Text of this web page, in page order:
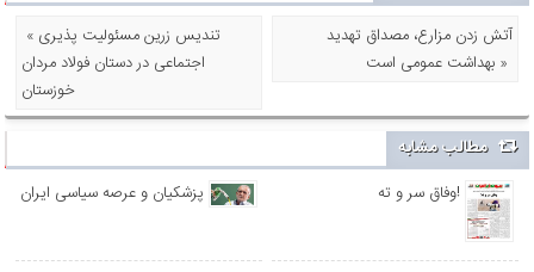
آتش زدن مزارع، مصداق تهدید
بهداشت عمومی است »
« تندیس زرین مسئولیت پذیری
اجتماعی در دستان فولاد مردان
خوزستان
مطالب مشابه
وفاق سر و ته! پزشکیان و عرصه سیاسی ایران